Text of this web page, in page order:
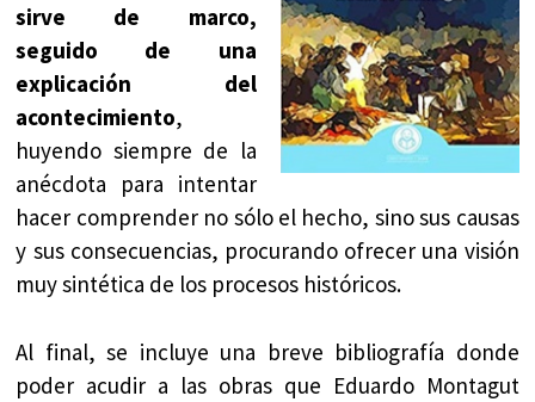
sirve de marco,
seguido de una
explicación del
acontecimiento,
huyendo siempre de la
anécdota para intentar
hacer comprender no sólo el hecho, sino sus causas
y sus consecuencias, procurando ofrecer una visión
muy sintética de los procesos históricos.
Al final, se incluye una breve bibliografía donde
poder acudir a las obras que Eduardo Montagut